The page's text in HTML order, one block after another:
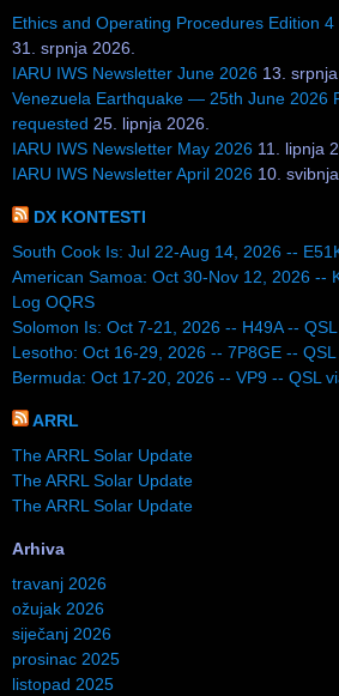
Ethics and Operating Procedures Edition
31. srpnja 2026.
IARU IWS Newsletter June 2026 13. srpnja
Venezuela Earthquake — 25th June 2026
requested 25. lipnja 2026.
IARU IWS Newsletter May 2026 11. lipnja
IARU IWS Newsletter April 2026 10.
DX KONTESTI
South Cook Is: Jul 22-Aug 14, 2026 --
American Samoa: Oct 30-Nov 12, 2026 --
Log OQRS
Solomon Is: Oct 7-21, 2026 -- H49A --
Lesotho: Oct 16-29, 2026 -- 7P8GE --
Bermuda: Oct 17-20, 2026 -- VP9 -- QSL
ARRL
The ARRL Solar Update
The ARRL Solar Update
The ARRL Solar Update
Arhiva
travanj 2026
ožujak 2026
siječanj 2026
prosinac 2025
listopad 2025